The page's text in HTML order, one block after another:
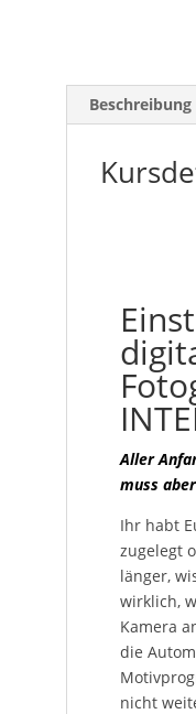
Beschreibung
Aller
muss
Ihr habt
zugelegt
länger,
wirklich,
Kamera
die
nicht